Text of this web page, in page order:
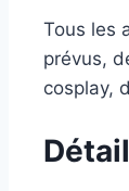
Tous les
prévus,
cosplay,